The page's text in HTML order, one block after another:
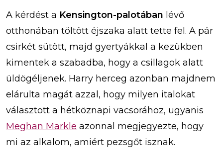
A kérdést a Kensington-palotában lévő
otthonában töltött éjszaka alatt tette fel. A pár
csirkét sütött, majd gyertyákkal a kezükben
kimentek a szabadba, hogy a csillagok alatt
üldögéljenek. Harry herceg azonban majdnem
elárulta magát azzal, hogy milyen italokat
választott a hétköznapi vacsorához, ugyanis
Meghan Markle azonnal megjegyezte, hogy
mi az alkalom, amiért pezsgőt isznak.